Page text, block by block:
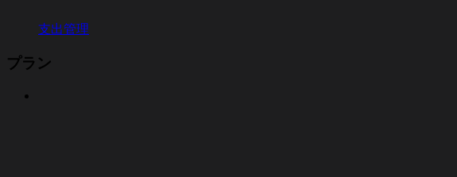
支出管理
プラン